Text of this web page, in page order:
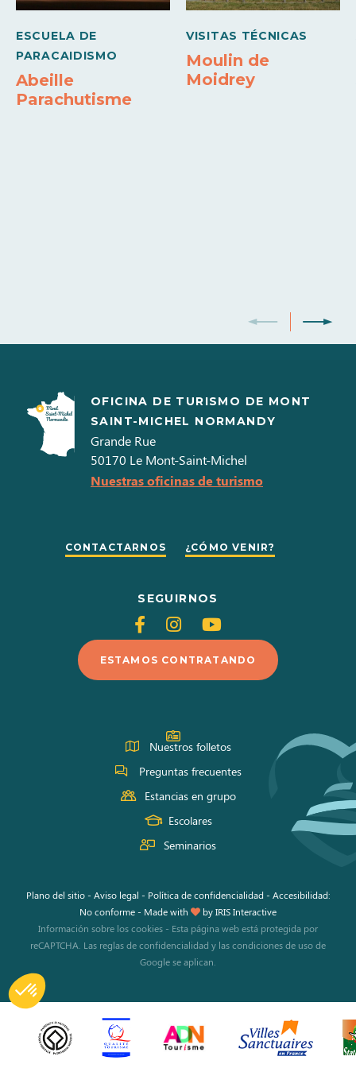
ESCUELA DE
PARACAIDISMO
Abeille
Parachutisme
VISITAS TÉCNICAS
Moulin de
Moidrey
OFICINA DE TURISMO DE MONT
SAINT-MICHEL NORMANDY
Grande Rue
50170 Le Mont-Saint-Michel
Nuestras oficinas de turismo
CONTACTARNOS ¿CÓMO VENIR?
SEGUIRNOS
Siganos
en
Facebook
Siganos
en
Instagram
Siganos
en
Youtube
ESTAMOS CONTRATANDO
Nuestros folletos
Preguntas frecuentes
Estancias en grupo
Escolares
Seminarios
Plano del sitio- Aviso legal - Política de confidencialidad - Accesibilidad:
No conforme- Made with byIRIS Interactive
Información sobre los cookies - Esta página web está protegida por
reCAPTCHA. Las reglas de confidencialidad y lascondiciones de usode
Google se aplican.